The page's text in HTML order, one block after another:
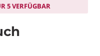
5 VERFÜGBAR